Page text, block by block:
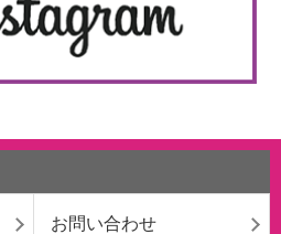
お問い合わせ